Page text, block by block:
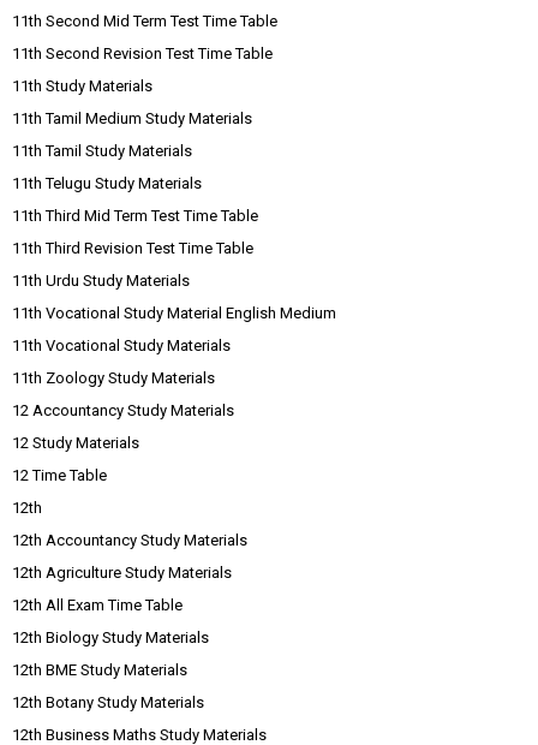
11th Second Mid Term Test Time Table
11th Second Revision Test Time Table
11th Study Materials
11th Tamil Medium Study Materials
11th Tamil Study Materials
11th Telugu Study Materials
11th Third Mid Term Test Time Table
11th Third Revision Test Time Table
11th Urdu Study Materials
11th Vocational Study Material English Medium
11th Vocational Study Materials
11th Zoology Study Materials
12 Accountancy Study Materials
12 Study Materials
12 Time Table
12th
12th Accountancy Study Materials
12th Agriculture Study Materials
12th All Exam Time Table
12th Biology Study Materials
12th BME Study Materials
12th Botany Study Materials
12th Business Maths Study Materials